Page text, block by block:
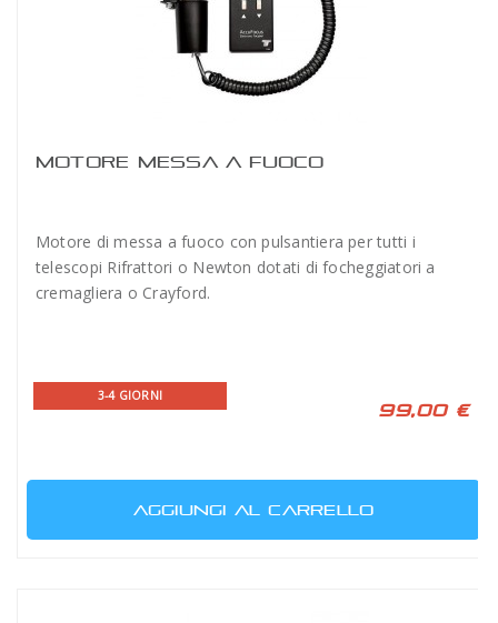
MOTORE MESSA A FUOCO
Motore di messa a fuoco con pulsantiera per tutti i
telescopi Rifrattori o Newton dotati di focheggiatori a
cremagliera o Crayford.
3-4 GIORNI
99,00 €
AGGIUNGI AL CARRELLO